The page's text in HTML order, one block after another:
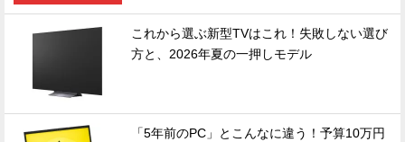
これから選ぶ新型TVはこれ！失敗しない選び
方と、2026年夏の一押しモデル
「5年前のPC」とこんなに違う！予算10万円